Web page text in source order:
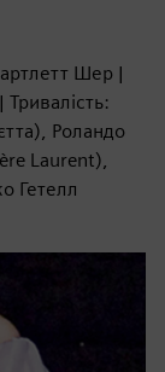
Шер |
Роландо
Laurent),
Гетелл